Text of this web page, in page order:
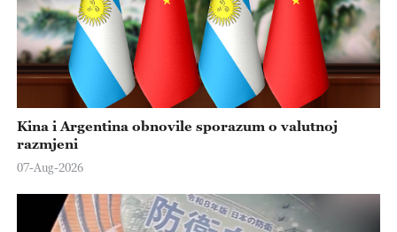
Kina i Argentina obnovile sporazum o valutnoj
razmjeni
07-Aug-2026